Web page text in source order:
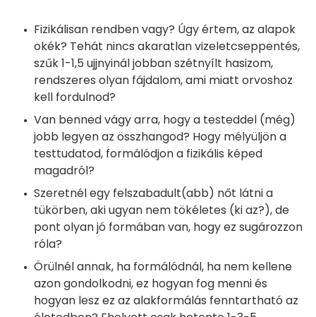
Fizikálisan rendben vagy? Úgy értem, az alapok
okék? Tehát nincs akaratlan vizeletcseppentés,
szűk 1-1,5 ujjnyinál jobban szétnyílt hasizom,
rendszeres olyan fájdalom, ami miatt orvoshoz
kell fordulnod?
Van benned vágy arra, hogy a testeddel (még)
jobb legyen az összhangod? Hogy mélyüljön a
testtudatod, formálódjon a fizikális képed
magadról?
Szeretnél egy felszabadult(abb) nőt látni a
tükörben, aki ugyan nem tökéletes (ki az?), de
pont olyan jó formában van, hogy ez sugározzon
róla?
Örülnél annak, ha formálódnál, ha nem kellene
azon gondolkodni, ez hogyan fog menni és
hogyan lesz ez az alakformálás fenntartható az